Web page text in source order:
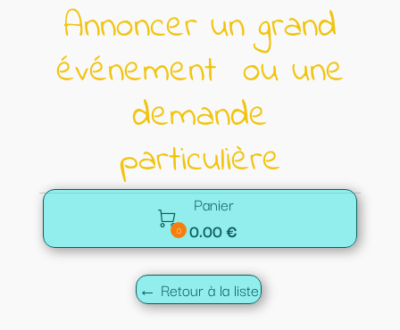
Annoncer un grand
événement ou une
demande
particulière

0
Panier
0.00 €
← Retour à la liste